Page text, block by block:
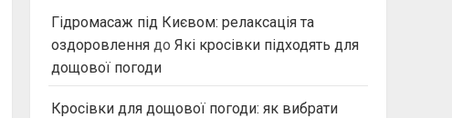
Гідромасаж під Києвом: релаксація та
оздоровленнядо Які кросівки підходять для
дощової погоди
Кросівки для дощової погоди: як вибрати